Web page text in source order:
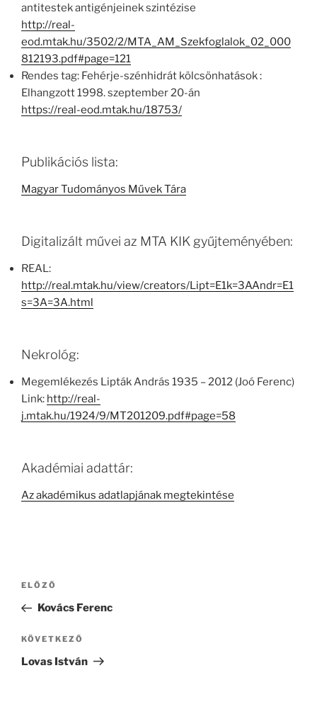
antitestek antigénjeinek szintézise
http://real-
eod.mtak.hu/3502/2/MTA_AM_Szekfoglalok_02_000
812193.pdf#page=121
Rendes tag: Fehérje-szénhidrát kölcsönhatások :
Elhangzott 1998. szeptember 20-án
https://real-eod.mtak.hu/18753/
Publikációs lista:
Magyar Tudományos Művek Tára
Digitalizált művei az MTA KIK gyűjteményében:
REAL:
http://real.mtak.hu/view/creators/Lipt=E1k=3AAndr=E1
s=3A=3A.html
Nekrológ:
Megemlékezés Lipták András 1935 – 2012 (Joó Ferenc)
Link: http://real-
j.mtak.hu/1924/9/MT201209.pdf#page=58
Akadémiai adattár:
Az akadémikus adatlapjának megtekintése
Bejegyzés
Korábbi
bejegyzés
ELŐZŐ
Kovács Ferenc
Következő
bejegyzés
KÖVETKEZŐ
Lovas István